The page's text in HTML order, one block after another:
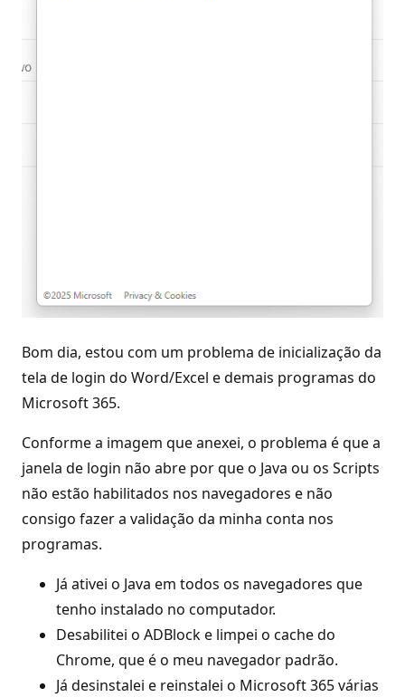
Bom dia, estou com um problema de inicialização da
tela de login do Word/Excel e demais programas do
Microsoft 365.
Conforme a imagem que anexei, o problema é que a
janela de login não abre por que o Java ou os Scripts
não estão habilitados nos navegadores e não
consigo fazer a validação da minha conta nos
programas.
Já ativei o Java em todos os navegadores que
tenho instalado no computador.
Desabilitei o ADBlock e limpei o cache do
Chrome, que é o meu navegador padrão.
Já desinstalei e reinstalei o Microsoft 365 várias